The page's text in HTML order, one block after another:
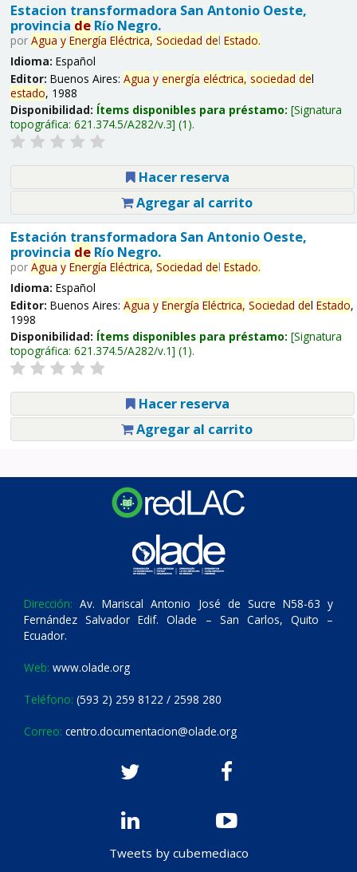
Estacion transformadora San Antonio Oeste,
provincia deRío Negro.
por Agua y Energía Eléctrica, Sociedad del Estado.
Idioma: Español
Editor: Buenos Aires: Agua y energía eléctrica, sociedad del
estado, 1988
Disponibilidad: Ítems disponibles para préstamo: Signatura
topográfica: 621.374.5/A282/v.3 (1).
Hacer reserva
Agregar al carrito
Estación transformadora San Antonio Oeste,
provincia deRío Negro.
por Agua y Energía Eléctrica, Sociedad del Estado.
Idioma: Español
Editor: Buenos Aires: Agua y Energía Eléctrica, Sociedad del Estado,
1998
Disponibilidad: Ítems disponibles para préstamo: Signatura
topográfica: 621.374.5/A282/v.1 (1).
Hacer reserva
Agregar al carrito
Dirección: Av. Mariscal Antonio José de Sucre N58-63 y
Fernández Salvador Edif. Olade – San Carlos, Quito –
Ecuador.
Web: www.olade.org
Teléfono: (593 2) 259 8122 / 2598 280
Correo: centro.documentacion@olade.org
Tweets by cubemediaco